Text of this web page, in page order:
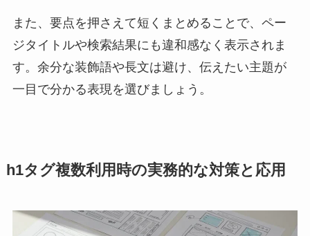
また、要点を押さえて短くまとめることで、ペー
ジタイトルや検索結果にも違和感なく表示されま
す。余分な装飾語や長文は避け、伝えたい主題が
一目で分かる表現を選びましょう。
h1タグ複数利用時の実務的な対策と応用